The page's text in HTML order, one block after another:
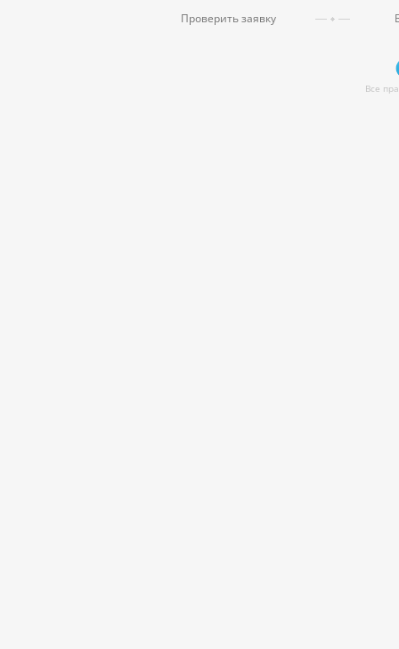
Проверить заявку
Все